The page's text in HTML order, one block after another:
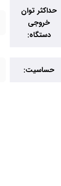
حداکثر توان
خروجی
دستگاه:
حساسیت: